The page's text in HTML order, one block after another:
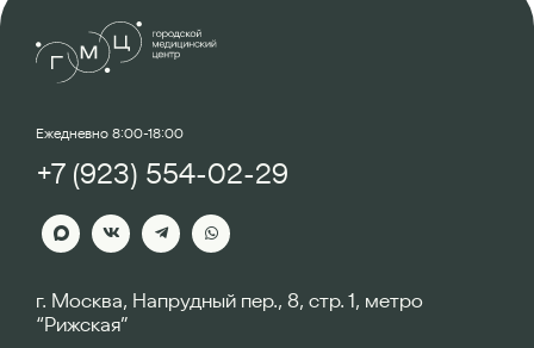
Ежедневно 8:00-18:00
+7 (923) 554-02-29
г. Москва, Напрудный пер., 8, стр. 1, метро
“Рижская”